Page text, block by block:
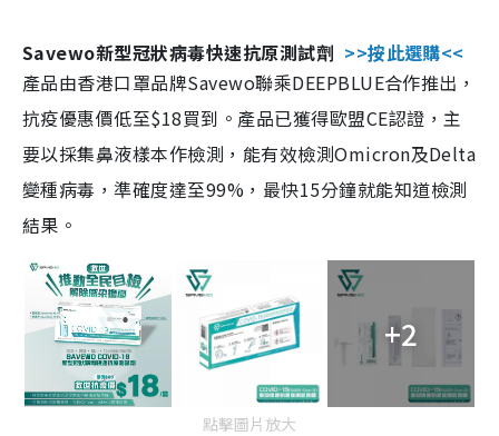
Savewo新型冠狀病毒快速抗原測試劑 >>按此選購<<
產品由香港口罩品牌Savewo聯乘DEEPBLUE合作推出，
抗疫優惠價低至$18買到。產品已獲得歐盟CE認證，主
要以採集鼻液樣本作檢測，能有效檢測Omicron及Delta
變種病毒，準確度達至99%，最快15分鐘就能知道檢測
結果。
+2
點擊圖片放大